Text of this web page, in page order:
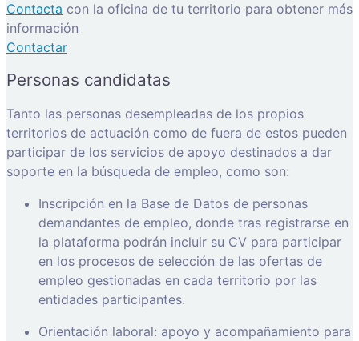
Contacta con la oficina de tu territorio para obtener más
información
Contactar
Personas candidatas
Tanto las personas desempleadas de los propios
territorios de actuación como de fuera de estos pueden
participar de los servicios de apoyo destinados a dar
soporte en la búsqueda de empleo, como son:
Inscripción en la Base de Datos de personas
demandantes de empleo, donde tras registrarse en
la plataforma podrán incluir su CV para participar
en los procesos de selección de las ofertas de
empleo gestionadas en cada territorio por las
entidades participantes.
Orientación laboral: apoyo y acompañamiento para